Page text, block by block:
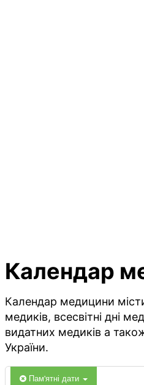
Календар
Календар медицини
медиків, всесвітні дні
видатних медиків а
України.
Пам'ятні дати